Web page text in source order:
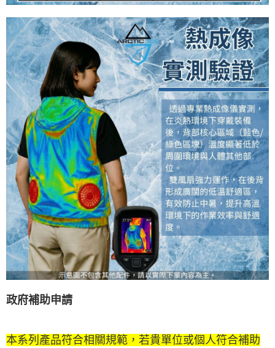
政府補助申請
本系列產品符合相關規範，若貴單位或個人符合補助